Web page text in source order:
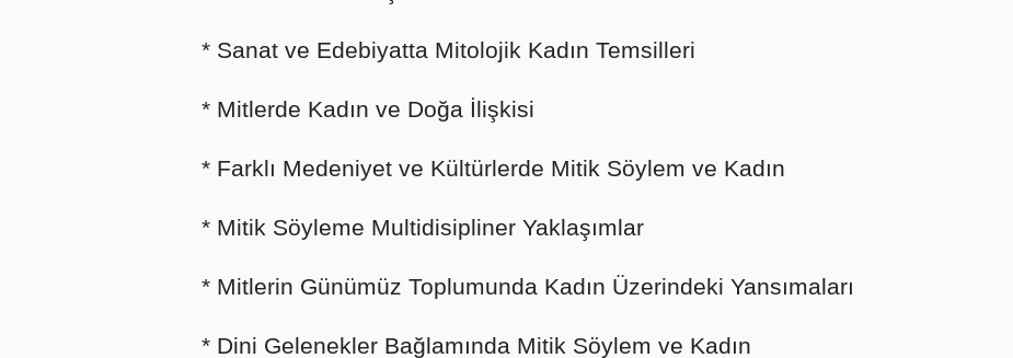
* Sanat ve Edebiyatta Mitolojik Kadın Temsilleri
* Mitlerde Kadın ve Doğa İlişkisi
* Farklı Medeniyet ve Kültürlerde Mitik Söylem ve Kadın
* Mitik Söyleme Multidisipliner Yaklaşımlar
* Mitlerin Günümüz Toplumunda Kadın Üzerindeki Yansımaları
* Dini Gelenekler Bağlamında Mitik Söylem ve Kadın